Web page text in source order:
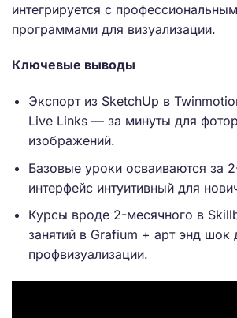
интегрируется с
программами для визуализации.
Ключевые выводы
Экспорт из SketchUp в
Live Links — за минуты для
изображений.
Базовые уроки осваиваются за
интерфейс интуитивный для
Курсы вроде 2-месячного в
занятий в Grafium + арт энд шок
профвизуализации.